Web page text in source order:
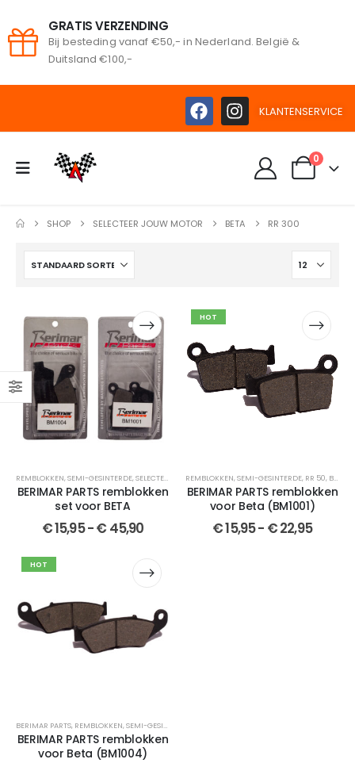
GRATIS VERZENDING
Bij besteding vanaf €50,- in Nederland. België &
Duitsland €100,-
KLANTENSERVICE
0
SHOP SELECTEER JOUW MOTOR BETA RR 300
REMBLOKKEN,SEMI-GESINTERDE,SELECTEER JOUW MOTOR ,SET,BERIMAR PARTS,SET
BERIMAR PARTS remblokken
set voor BETA
€15,95-€ 45,90
HOT
REMBLOKKEN,SEMI-GESINTERDE, RR 50, BERIMAR PARTS
BERIMAR PARTS remblokken
voor Beta (BM1001)
€15,95- €22,95
HOT
BERIMAR PARTS, REMBLOKKEN,SEMI-GESINTERDE
BERIMAR PARTS remblokken
voor Beta (BM1004)